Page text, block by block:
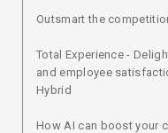
Outsmart the
Total Experience -
and employee
Hybrid
How AI can boost your